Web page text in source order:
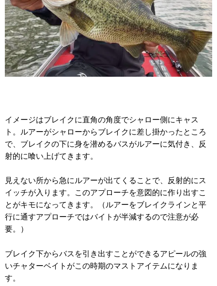
イメージはブレイクに直角の角度でシャロー側にキャス
ト。ルアーがシャローからブレイクに差し掛かったところ
で、ブレイクの下に身を潜めるバスがルアーに気付き、反
射的に喰い上げてきます。
見えない所から急にルアーが出てくることで、反射的にス
イッチが入ります。このアプローチを意図的に作り出すこ
とがキモになってきます。（ルアーをブレイクラインと平
行に通すアプローチではバイトが半減するので注意が必
要。）
ブレイク下からバスを引き出すことができるアピールの強
いチャターベイトがこの時期のマストアイテムになりま
す。